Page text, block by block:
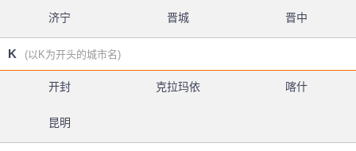
济宁 晋城 晋中
K (以K为开头的城市名)
开封 克拉玛依 喀什
昆明